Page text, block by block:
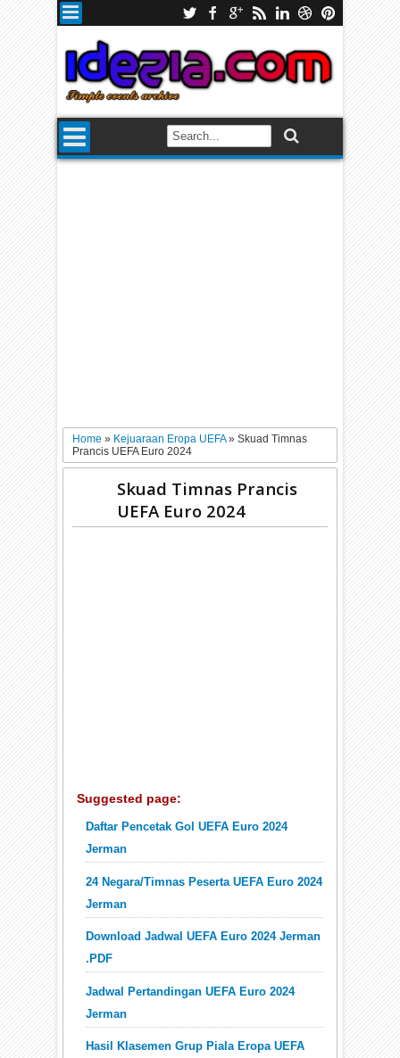
Home» Kejuaraan Eropa UEFA»Skuad Timnas
Prancis UEFA Euro 2024
Skuad Timnas Prancis
UEFA Euro 2024
Suggested page:
Daftar Pencetak Gol UEFA Euro 2024
Jerman
24 Negara/Timnas Peserta UEFA Euro 2024
Jerman
Download Jadwal UEFA Euro 2024 Jerman
.PDF
Jadwal Pertandingan UEFA Euro 2024
Jerman
Hasil Klasemen Grup Piala Eropa UEFA